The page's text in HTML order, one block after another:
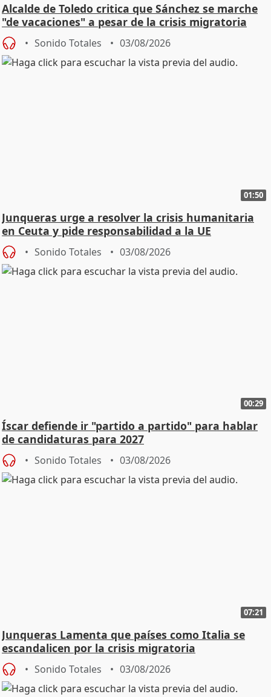
Alcalde de Toledo critica que Sánchez se marche
"de vacaciones" a pesar de la crisis migratoria
Sonido Totales 03/08/2026
01:50
Junqueras urge a resolver la crisis humanitaria
en Ceuta y pide responsabilidad a la UE
Sonido Totales 03/08/2026
00:29
Íscar defiende ir "partido a partido" para hablar
de candidaturas para 2027
Sonido Totales 03/08/2026
07:21
Junqueras Lamenta que países como Italia se
escandalicen por la crisis migratoria
Sonido Totales 03/08/2026